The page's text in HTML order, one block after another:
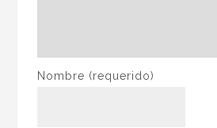
Nombre (requerido)